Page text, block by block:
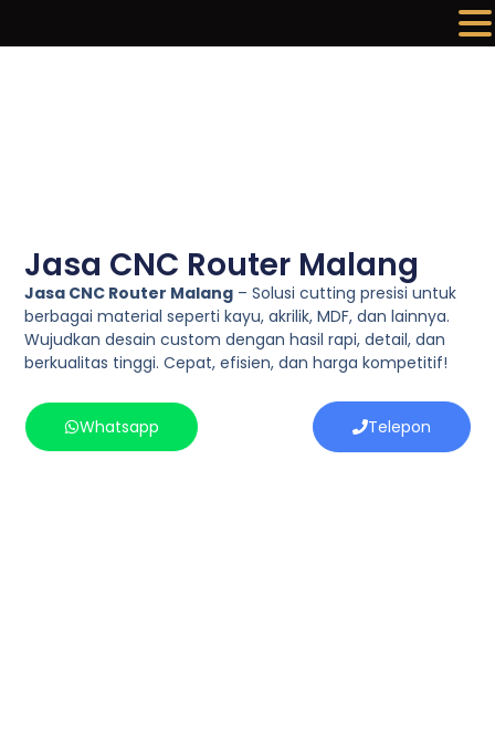
Jasa CNC Router Malang
Jasa CNC Router Malang – Solusi cutting presisi untuk
berbagai material seperti kayu, akrilik, MDF, dan lainnya.
Wujudkan desain custom dengan hasil rapi, detail, dan
berkualitas tinggi. Cepat, efisien, dan harga kompetitif!
Whatsapp Telepon